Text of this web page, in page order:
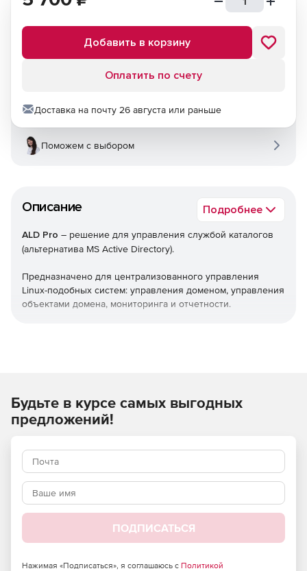
Описание Подробнее
ALD Pro – решение для управления службой каталогов
(альтернатива MS Active Directory).
Предназначено для централизованного управления
Linux-подобных систем: управления доменом, управления
объектами домена, мониторинга и отчетности.
Настройка параметров политик (без
программирования).
Удаленный доступ к хостам.
Функциональные возможности:
Настройка параметров домена.
Добавить в корзину
Оплатить по счету
Доставка на почту 26 августа или раньше
Поможем с выбором
Будьте в курсе самых выгодных
предложений!
ПОДПИСАТЬСЯ
Нажимая «Подписаться», я соглашаюсь с Политикой